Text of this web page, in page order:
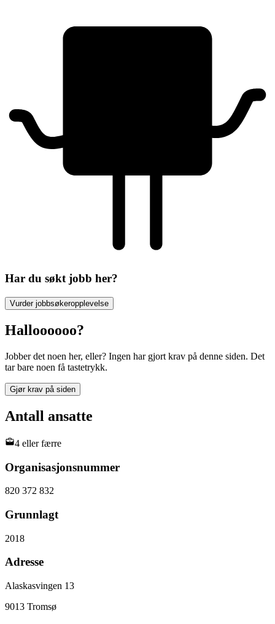
Har du søkt jobb her?
Vurder jobbsøkeropplevelse
Halloooooo?
Jobber det noen her, eller? Ingen har gjort krav på denne siden. Det
tar bare noen få tastetrykk.
Gjør krav på siden
Antall ansatte
4 eller færre
Organisasjonsnummer
820 372 832
Grunnlagt
2018
Adresse
Alaskasvingen 13
9013 Tromsø